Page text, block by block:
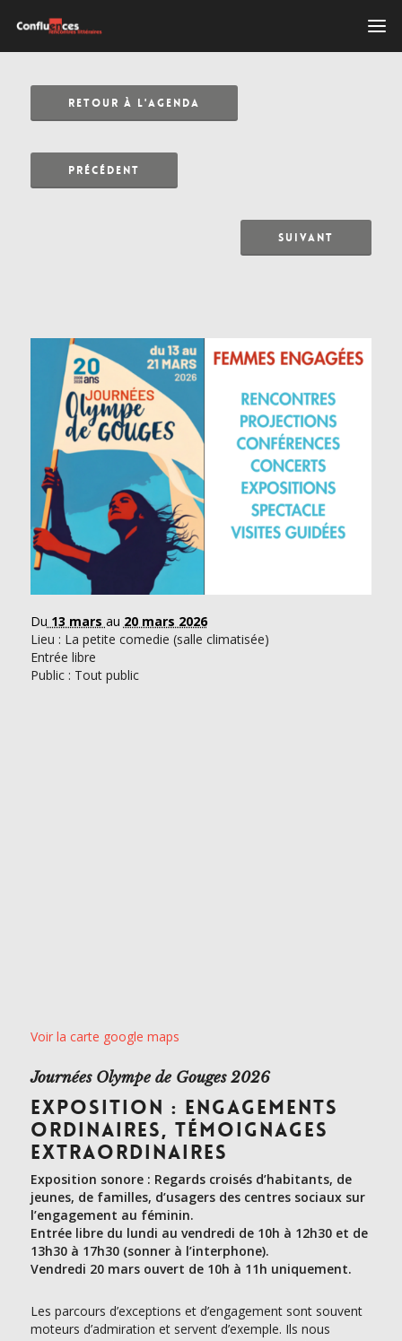
RETOUR À L'AGENDA
PRÉCÉDENT
SUIVANT
Du 13 mars au 20 mars 2026
Lieu : La petite comedie (salle climatisée)
Entrée libre
Public : Tout public
Voir la carte google maps
Journées Olympe de Gouges 2026
EXPOSITION : ENGAGEMENTS
ORDINAIRES, TÉMOIGNAGES
EXTRAORDINAIRES
Exposition sonore : Regards croisés d’habitants, de
jeunes, de familles, d’usagers des centres sociaux sur
l’engagement au féminin.
Entrée libre du lundi au vendredi de 10h à 12h30 et de
13h30 à 17h30 (sonner à l’interphone).
Vendredi 20 mars ouvert de 10h à 11h uniquement.
Les parcours d’exceptions et d’engagement sont souvent
moteurs d’admiration et servent d’exemple. Ils nous